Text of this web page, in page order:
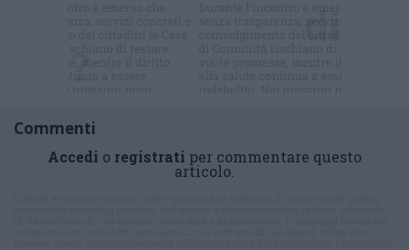
Commenti
Accedi o registrati per commentare questo
articolo.